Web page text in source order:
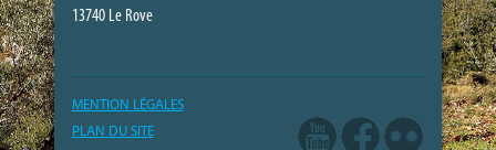
13740 Le Rove
MENTION LÉGALES
PLAN DU SITE